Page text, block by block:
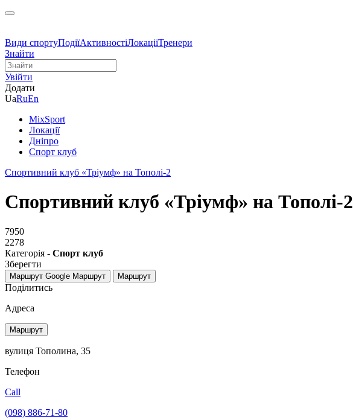
Види спортуПодіїАктивностіЛокаціїТренери
Знайти
Увійти
Додати
UaRuEn
MixSport
Локації
Дніпро
Спорт клуб
Спортивний клуб «Тріумф» на Тополі-2
Спортивний клуб «Тріумф» на Тополі-2
7950
2278
Категорія - Спорт клуб
Зберегти
Маршрут Google Маршрут Маршрут
Поділитись
Адреса
Маршрут
вулиця Тополина, 35
Телефон
Call
(098) 886-71-80